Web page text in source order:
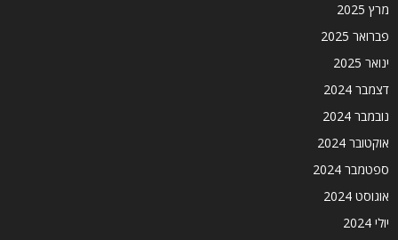
מרץ 2025
פברואר 2025
ינואר 2025
דצמבר 2024
נובמבר 2024
אוקטובר 2024
ספטמבר 2024
אוגוסט 2024
יולי 2024